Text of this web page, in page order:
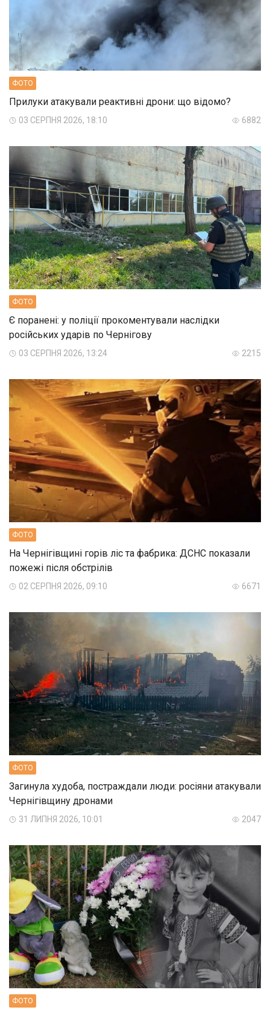
ФОТО
Прилуки атакували реактивні дрони: що відомо?
03 СЕРПНЯ 2026, 18:10 6882
ФОТО
Є поранені: у поліції прокоментували наслідки
російських ударів по Чернігову
03 СЕРПНЯ 2026, 13:24 2215
ФОТО
На Чернігівщині горів ліс та фабрика: ДСНС показали
пожежі після обстрілів
02 СЕРПНЯ 2026, 09:10 6671
ФОТО
Загинула худоба, постраждали люди: росіяни атакували
Чернігівщину дронами
31 ЛИПНЯ 2026, 10:01 2047
ФОТО